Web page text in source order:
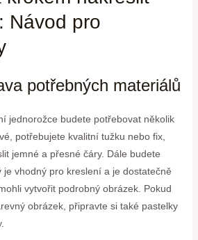
Návod pro
potřebných materiálů
jednorožce budete potřebovat několik
potřebujete kvalitní tužku nebo fix,
jemné a přesné čáry. Dále budete
je vhodný pro kreslení a je dostatečně
vytvořit podrobný obrázek. Pokud
obrázek, připravte si také pastelky